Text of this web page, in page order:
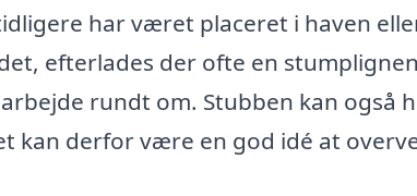
har været placeret i haven
efterlades der ofte en
rundt om. Stubben kan også
kan derfor være en god idé at